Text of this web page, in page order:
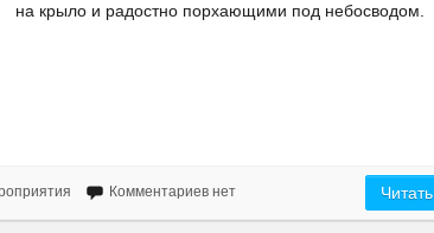
на крыло и радостно порхающими под небосводом.
Комментариев нет Читать